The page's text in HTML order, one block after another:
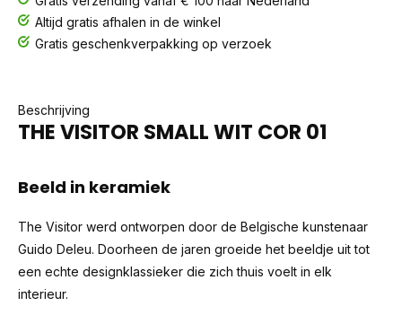
Altijd gratis afhalen in de winkel
Gratis geschenkverpakking op verzoek
Beschrijving
THE VISITOR SMALL WIT COR 01
Beeld in keramiek
The Visitor werd ontworpen door de Belgische kunstenaar
Guido Deleu. Doorheen de jaren groeide het beeldje uit tot
een echte designklassieker die zich thuis voelt in elk
interieur.